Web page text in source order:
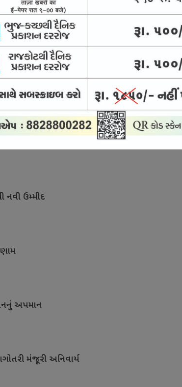
સુપ્રીમનો આદેશ
સુપ્રીમ સલાહ
નવી ઉમ્મીદ
અપમાન
મંજૂરી અનિવાર્ય